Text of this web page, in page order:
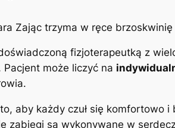
fizjoterapeutką z
Pacjent może liczyć na
aby każdy czuł się komfortowo
zabiegi są wykonywane w